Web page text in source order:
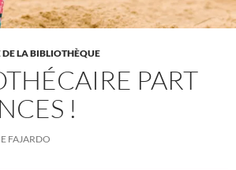
LA BIBLIOTHÈQUE
PART
!
FAJARDO